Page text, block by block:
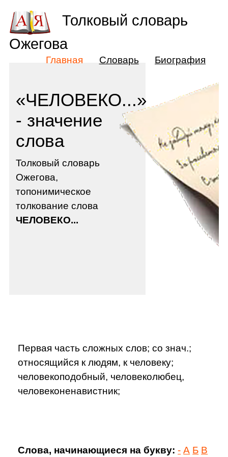
«ЧЕЛОВЕКО...»
- значение
слова
Толковый словарь
Ожегова,
топонимическое
толкование слова
ЧЕЛОВЕКО...
Первая часть сложных слов; со знач.;
относящийся к людям, к человеку;
человекоподобный, человеколюбец,
человеконенавистник;
Слова, начинающиеся на букву: - А Б В
Толковый словарь
Ожегова
Главная Словарь Биография